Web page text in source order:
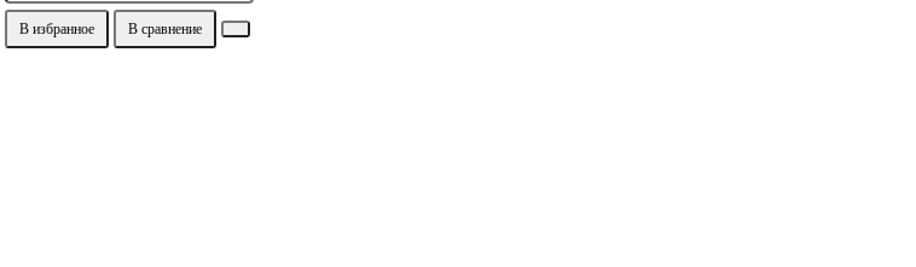
В избранное В сравнение